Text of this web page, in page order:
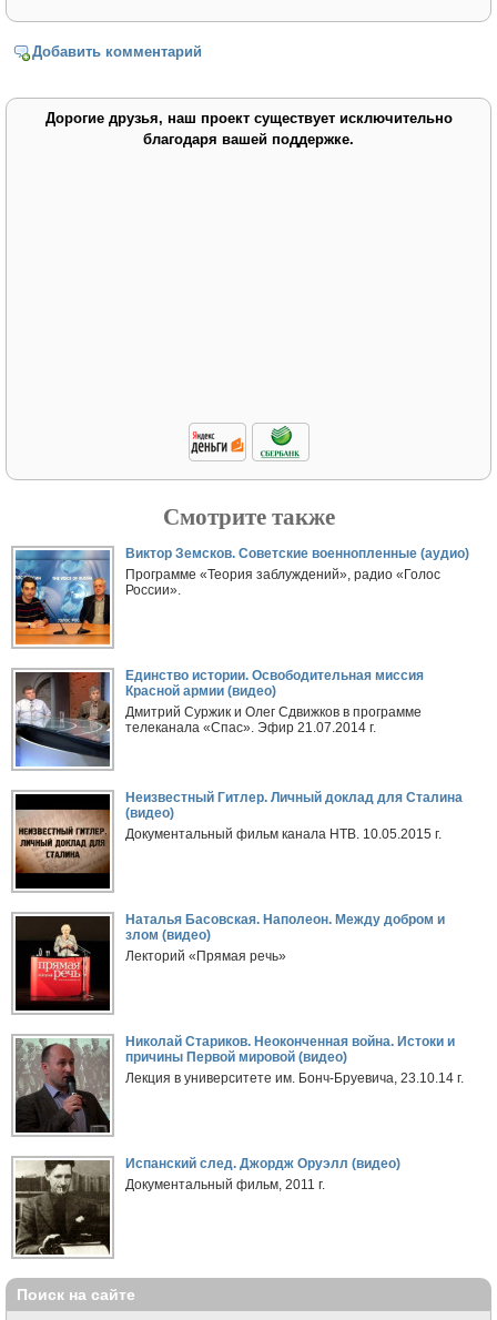
Добавить комментарий
Дорогие друзья, наш проект существует исключительно
благодаря вашей поддержке.
Смотрите также
Виктор Земсков. Советские военнопленные (аудио)
Программе «Теория заблуждений», радио «Голос
России».
Единство истории. Освободительная миссия
Красной армии (видео)
Дмитрий Суржик и Олег Сдвижков в программе
телеканала «Спас». Эфир 21.07.2014 г.
Неизвестный Гитлер. Личный доклад для Сталина
(видео)
Документальный фильм канала НТВ. 10.05.2015 г.
Наталья Басовская. Наполеон. Между добром и
злом (видео)
Лекторий «Прямая речь»
Николай Стариков. Неоконченная война. Истоки и
причины Первой мировой (видео)
Лекция в университете им. Бонч-Бруевича, 23.10.14 г.
Испанский след. Джордж Оруэлл (видео)
Документальный фильм, 2011 г.
Поиск на сайте